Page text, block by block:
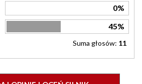
0%
45%
Suma głosów: 11